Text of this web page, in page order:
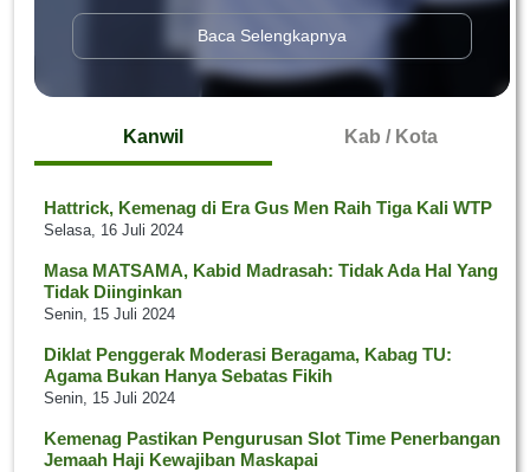
Baca Selengkapnya
Kanwil Kab / Kota
Hattrick, Kemenag di Era Gus Men Raih Tiga Kali WTP
Selasa, 16 Juli 2024
Masa MATSAMA, Kabid Madrasah: Tidak Ada Hal Yang
Tidak Diinginkan
Senin, 15 Juli 2024
Diklat Penggerak Moderasi Beragama, Kabag TU:
Agama Bukan Hanya Sebatas Fikih
Senin, 15 Juli 2024
Kemenag Pastikan Pengurusan Slot Time Penerbangan
Jemaah Haji Kewajiban Maskapai